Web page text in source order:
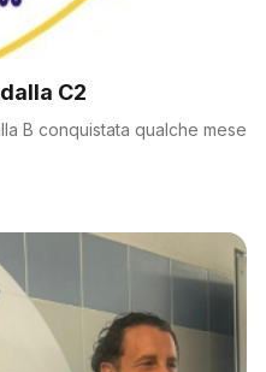
C2
B conquistata qualche mese